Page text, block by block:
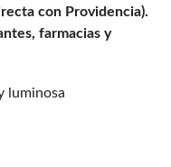
con Providencia).
farmacias y
luminosa